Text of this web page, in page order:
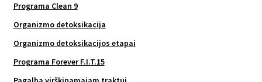
Programa Clean 9
Organizmo detoksikacija
Organizmo detoksikacijos etapai
Programa Forever F.I.T.15